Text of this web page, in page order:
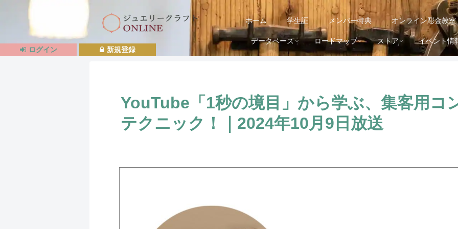
ホーム 学生証 メンバー特典 オンライン彫金教室
データベース ロードマップ ストア イベント情
YouTube「1秒の境目」から学ぶ、集客用コ
テクニック！｜2024年10月9日放送
新規登録
ログイン